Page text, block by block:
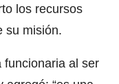
los recursos
su misión.
funcionaria al ser